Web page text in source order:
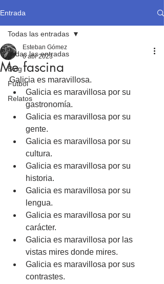
Entrada
Todas las entradas
Blog
Fútbol
Relatos
Todas las entradas
Me fascina
Esteban Gómez
6 abr 2023
Galicia es maravillosa.
Galicia es maravillosa por su
gastronomía.
Galicia es maravillosa por su
gente.
Galicia es maravillosa por su
cultura.
Galicia es maravillosa por su
historia.
Galicia es maravillosa por su
lengua.
Galicia es maravillosa por su
carácter.
Galicia es maravillosa por las
vistas mires donde mires.
Galicia es maravillosa por sus
contrastes.